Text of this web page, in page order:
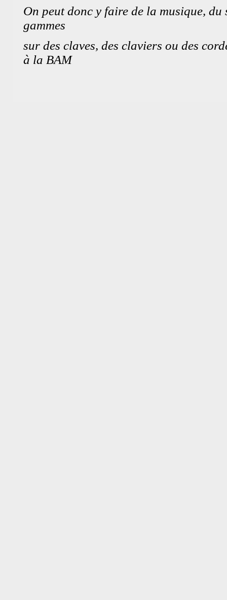
On peut donc y faire de la musique, du
gammes
sur des claves, des claviers ou des
à la BAM